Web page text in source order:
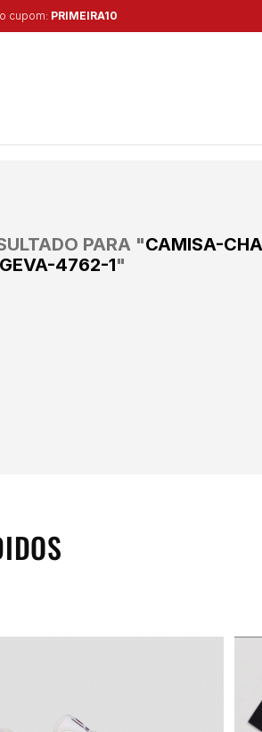
acima de R$ 399,00
PARA "CAMISA-
4762-1"